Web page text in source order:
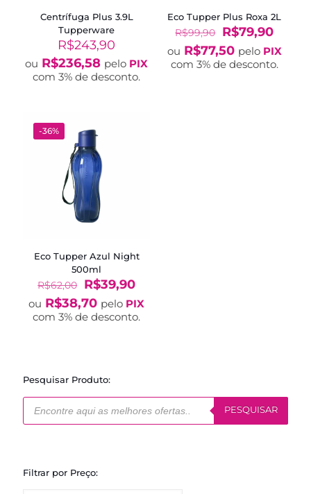
Centrífuga Plus 3.9L
Tupperware
R$243,90
ou R$236,58 pelo PIX
com 3% de desconto.
Eco Tupper Plus Roxa 2L
R$99,90 O
preço
original
era:
R$79,90O
preço
atual
é:
ou R$77,50 pelo PIX
com 3% de desconto.
-36%
Eco Tupper Azul Night
500ml
R$62,00
O
preço
original
era:
R$39,90O
preço
atual
é:
ou R$38,70 pelo PIX
com 3% de desconto.
Pesquisar Produto:
Pesquisar
produtos
PESQUISAR
Filtrar por Preço: